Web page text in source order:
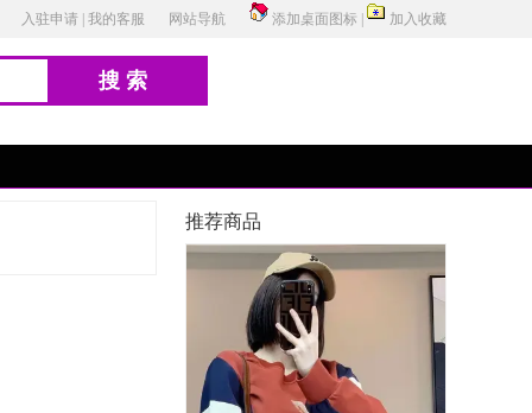
入驻申请 我的客服 网站导航 添加桌面图标 加入收藏
搜索
推荐商品